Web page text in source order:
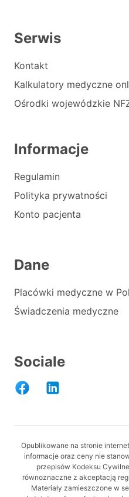
Serwis
Kontakt
Kalkulatory medyczne
Ośrodki wojewódzkie
Informacje
Regulamin
Polityka prywatności
Konto pacjenta
Dane
Placówki medyczne w
Świadczenia medyczne
Sociale
Opublikowane na stronie
informacje oraz ceny nie
przepisów Kodeksu
równoznaczne z akceptacją
Materiały zamieszczone w